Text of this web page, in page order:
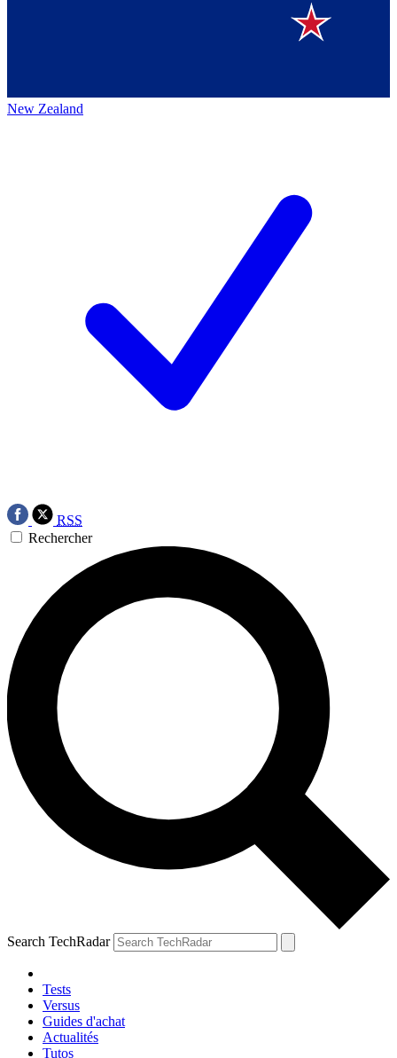
New Zealand
RSS
Rechercher
Search TechRadar
Tests
Versus
Guides d'achat
Actualités
Tutos